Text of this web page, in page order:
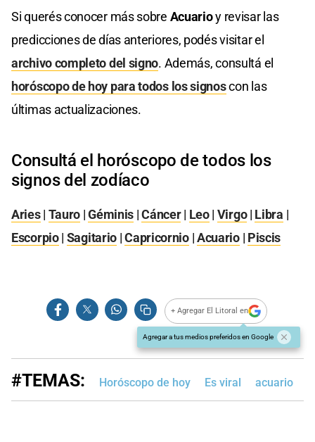
Si querés conocer más sobre Acuarioy revisar las
predicciones de días anteriores, podés visitar el
archivo completo del signo. Además, consultá el
horóscopo de hoy para todos los signoscon las
últimas actualizaciones.
Consultá el horóscopo de todos los
signos del zodíaco
Aries| Tauro |Géminis |Cáncer| Leo| Virgo| Libra |
Escorpio| Sagitario |Capricornio|Acuario| Piscis
+ Agregar El Litoral en
Agregar a tus medios preferidos en Google
#TEMAS: Horóscopo de hoy Es viral acuario